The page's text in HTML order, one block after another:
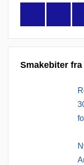
Smakebiter